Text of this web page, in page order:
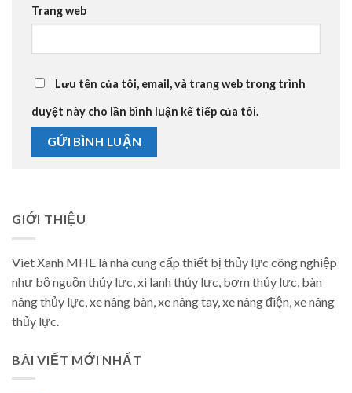
Trang web
Lưu tên của tôi, email, và trang web trong trình
duyệt này cho lần bình luận kế tiếp của tôi.
GIỚI THIỆU
Viet Xanh MHE là nhà cung cấp thiết bị thủy lực công nghiệp
như bộ nguồn thủy lực, xi lanh thủy lực, bơm thủy lực, bàn
nâng thủy lực, xe nâng bàn, xe nâng tay, xe nâng điện, xe nâng
thủy lực.
BÀI VIẾT MỚI NHẤT